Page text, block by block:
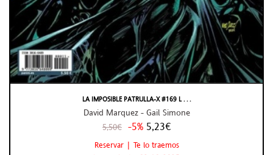
LA IMPOSIBLE PATRULLA-X #169 L . . .
David Marquez - Gail Simone
5,50€ -5% 5,23€
Reservar | Te lo traemos